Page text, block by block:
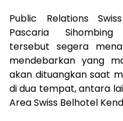
Public Relations
Pascaria
tersebut segera
mendebarkan yang
akan dituangkan saat
di dua tempat, antara
Area Swiss Belhotel